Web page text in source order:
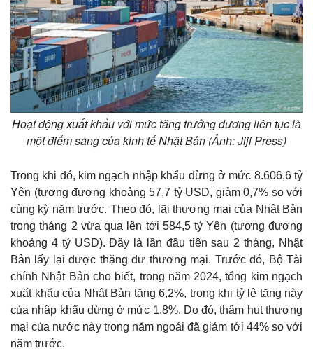
Hoạt động xuất khẩu với mức tăng trưởng dương liên tục là
một điểm sáng của kinh tế Nhật Bản (Ảnh: Jiji Press)
Trong khi đó, kim ngạch nhập khẩu dừng ở mức 8.606,6 tỷ
Yên (tương đương khoảng 57,7 tỷ USD, giảm 0,7% so với
cùng kỳ năm trước. Theo đó, lãi thương mại của Nhật Bản
trong tháng 2 vừa qua lên tới 584,5 tỷ Yên (tương đương
khoảng 4 tỷ USD). Đây là lần đầu tiên sau 2 tháng, Nhật
Bản lấy lại được thặng dư thương mại. Trước đó, Bộ Tài
chính Nhật Bản cho biết, trong năm 2024, tổng kim ngạch
xuất khẩu của Nhật Bản tăng 6,2%, trong khi tỷ lệ tăng này
của nhập khẩu dừng ở mức 1,8%. Do đó, thâm hụt thương
mại của nước này trong năm ngoái đã giảm tới 44% so với
năm trước.